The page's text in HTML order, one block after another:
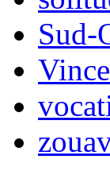
Sud-